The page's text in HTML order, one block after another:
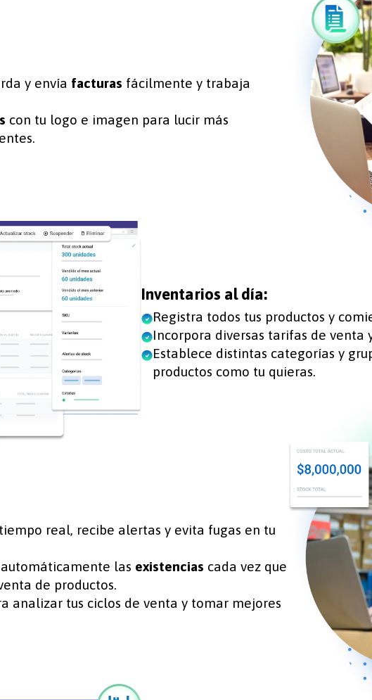
y envía facturas fácilmente y trabaja
con tu logo e imagen para lucir más
Inventarios al día:
Registra todos tus productos y
Incorpora diversas tarifas de venta
Establece distintas categorías y
productos como tu quieras.
real, recibe alertas y evita fugas en tu
las existencias cada vez que
de productos.
analizar tus ciclos de venta y tomar mejores